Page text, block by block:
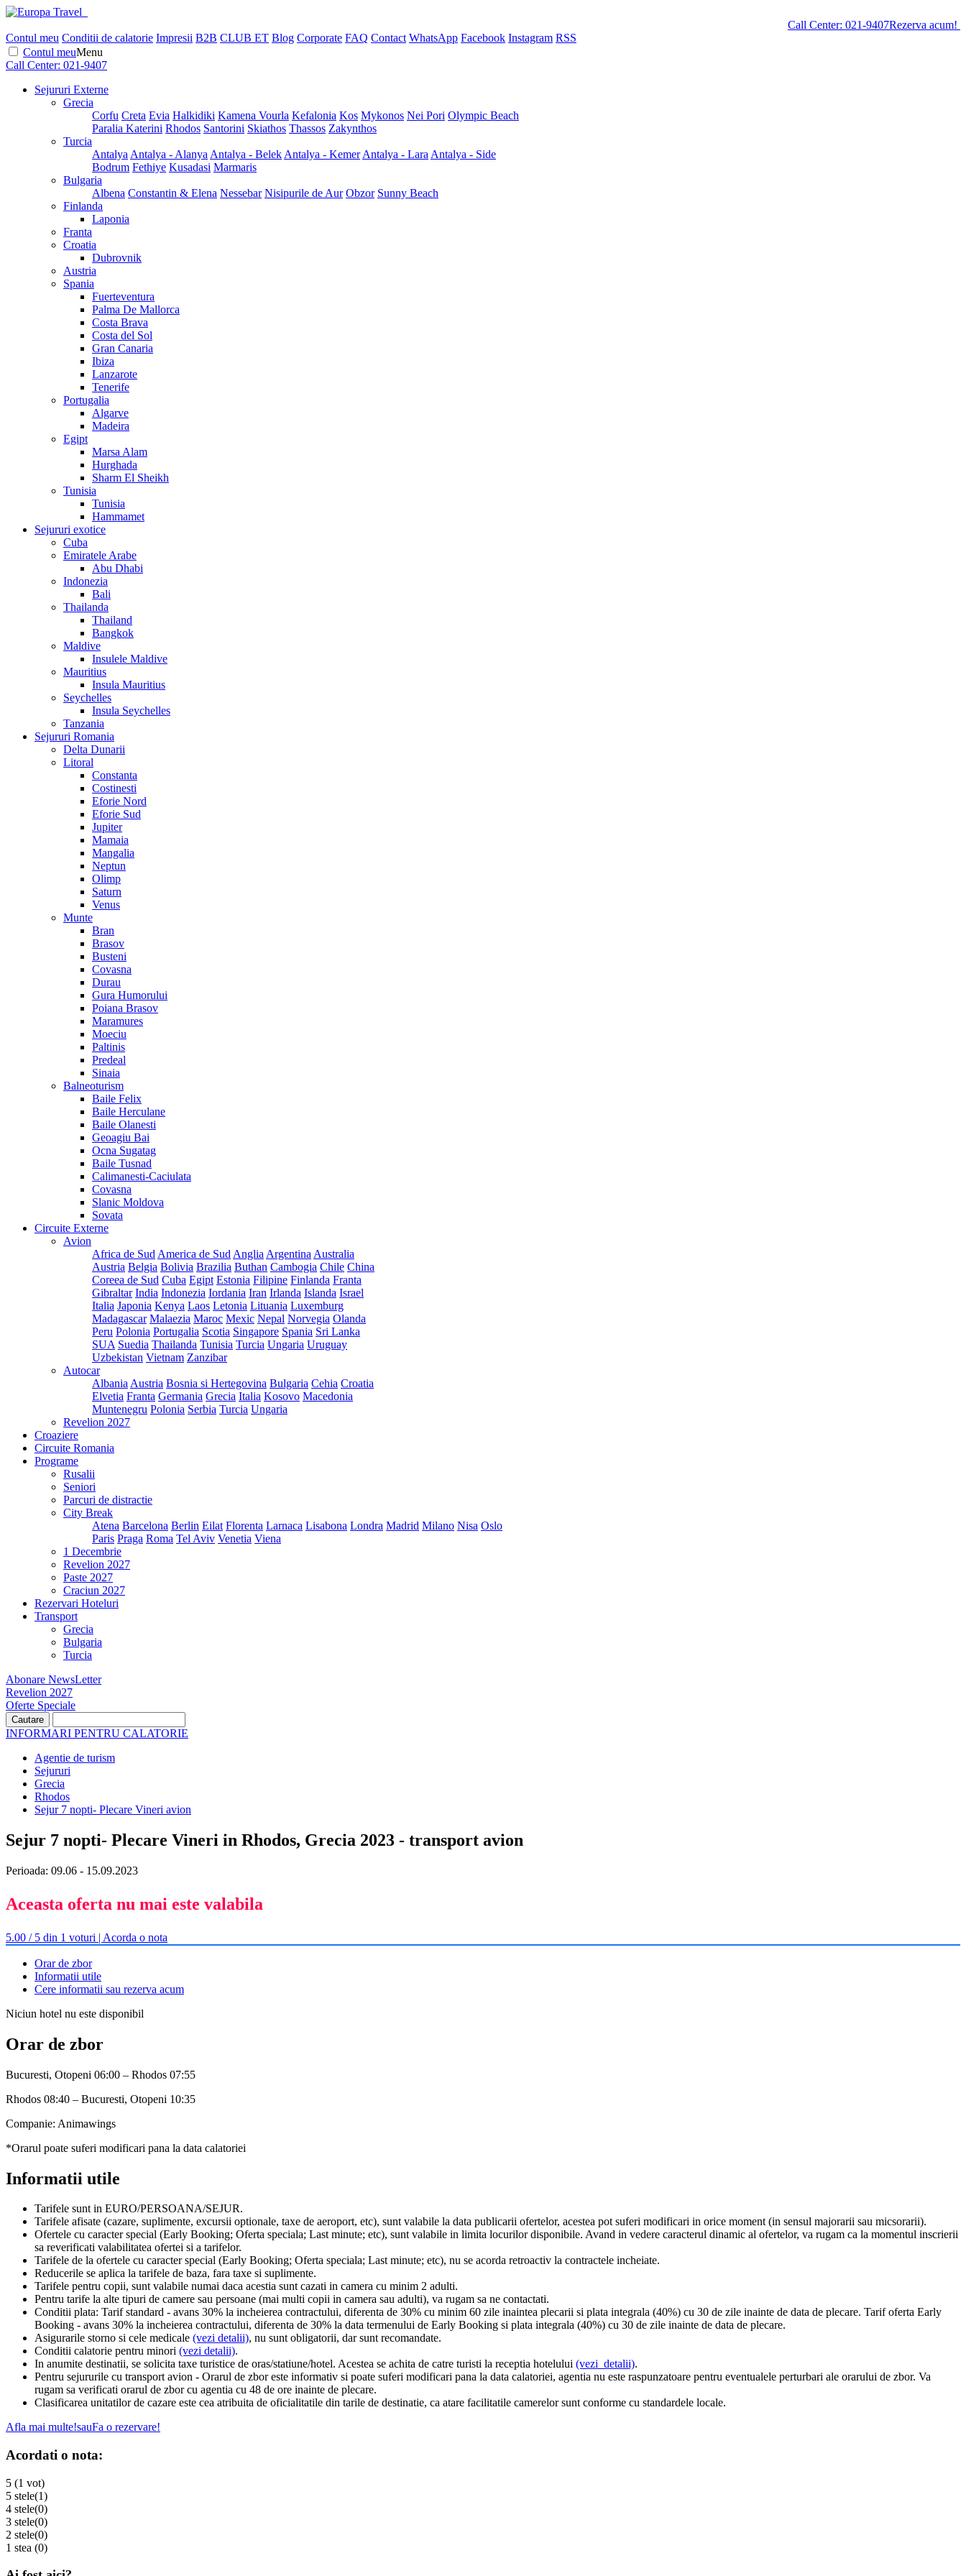
Call Center: 021-9407Rezerva acum!
Contul meu Conditii de calatorie Impresii B2B CLUB ET Blog Corporate FAQ Contact WhatsApp Facebook Instagram RSS
Contul meuMenu
Call Center: 021-9407
Sejururi Externe
Grecia
Corfu Creta Evia Halkidiki Kamena Vourla Kefalonia Kos Mykonos Nei Pori Olympic Beach
Paralia Katerini Rhodos Santorini Skiathos Thassos Zakynthos
Turcia
Antalya Antalya - Alanya Antalya - Belek Antalya - Kemer Antalya - Lara Antalya - Side
Bodrum Fethiye Kusadasi Marmaris
Bulgaria
Albena Constantin & Elena Nessebar Nisipurile de Aur Obzor Sunny Beach
Finlanda
Laponia
Franta
Croatia
Dubrovnik
Austria
Spania
Fuerteventura
Palma De Mallorca
Costa Brava
Costa del Sol
Gran Canaria
Ibiza
Lanzarote
Tenerife
Portugalia
Algarve
Madeira
Egipt
Marsa Alam
Hurghada
Sharm El Sheikh
Tunisia
Tunisia
Hammamet
Sejururi exotice
Cuba
Emiratele Arabe
Abu Dhabi
Indonezia
Bali
Thailanda
Thailand
Bangkok
Maldive
Insulele Maldive
Mauritius
Insula Mauritius
Seychelles
Insula Seychelles
Tanzania
Sejururi Romania
Delta Dunarii
Litoral
Constanta
Costinesti
Eforie Nord
Eforie Sud
Jupiter
Mamaia
Mangalia
Neptun
Olimp
Saturn
Venus
Munte
Bran
Brasov
Busteni
Covasna
Durau
Gura Humorului
Poiana Brasov
Maramures
Moeciu
Paltinis
Predeal
Sinaia
Balneoturism
Baile Felix
Baile Herculane
Baile Olanesti
Geoagiu Bai
Ocna Sugatag
Baile Tusnad
Calimanesti-Caciulata
Covasna
Slanic Moldova
Sovata
Circuite Externe
Avion
Africa de Sud America de Sud Anglia Argentina Australia
Austria Belgia Bolivia Brazilia Buthan Cambogia Chile China
Coreea de Sud Cuba Egipt Estonia Filipine Finlanda Franta
Gibraltar India Indonezia Iordania Iran Irlanda Islanda Israel
Italia Japonia Kenya Laos Letonia Lituania Luxemburg
Madagascar Malaezia Maroc Mexic Nepal Norvegia Olanda
Peru Polonia Portugalia Scotia Singapore Spania Sri Lanka
SUA Suedia Thailanda Tunisia Turcia Ungaria Uruguay
Uzbekistan Vietnam Zanzibar
Autocar
Albania Austria Bosnia si Hertegovina Bulgaria Cehia Croatia
Elvetia Franta Germania Grecia Italia Kosovo Macedonia
Muntenegru Polonia Serbia Turcia Ungaria
Revelion 2027
Croaziere
Circuite Romania
Programe
Rusalii
Seniori
Parcuri de distractie
City Break
Atena Barcelona Berlin Eilat Florenta Larnaca Lisabona Londra Madrid Milano Nisa Oslo
Paris Praga Roma Tel Aviv Venetia Viena
1 Decembrie
Revelion 2027
Paste 2027
Craciun 2027
Rezervari Hoteluri
Transport
Grecia
Bulgaria
Turcia
Abonare NewsLetter
Revelion 2027
Oferte Speciale
INFORMARI PENTRU CALATORIE
Agentie de turism
Sejururi
Grecia
Rhodos
Sejur 7 nopti- Plecare Vineri avion
Sejur 7 nopti- Plecare Vineri in Rhodos, Grecia 2023 - transport avion
Perioada: 09.06 - 15.09.2023
Aceasta oferta nu mai este valabila
5.00 / 5 din 1 voturi | Acorda o nota
Orar de zbor
Informatii utile
Cere informatii sau rezerva acum
Niciun hotel nu este disponibil
Orar de zbor
Bucuresti, Otopeni 06:00 – Rhodos 07:55
Rhodos 08:40 – Bucuresti, Otopeni 10:35
Companie: Animawings
*Orarul poate suferi modificari pana la data calatoriei
Informatii utile
Tarifele sunt in EURO/PERSOANA/SEJUR.
Tarifele afisate (cazare, suplimente, excursii optionale, taxe de aeroport, etc), sunt valabile la data publicarii ofertelor, acestea pot suferi modificari in orice moment (in sensul majorarii sau micsorarii).
Ofertele cu caracter special (Early Booking; Oferta speciala; Last minute; etc), sunt valabile in limita locurilor disponibile. Avand in vedere caracterul dinamic al ofertelor, va rugam ca la momentul inscrierii
sa reverificati valabilitatea ofertei si a tarifelor.
Tarifele de la ofertele cu caracter special (Early Booking; Oferta speciala; Last minute; etc), nu se acorda retroactiv la contractele incheiate.
Reducerile se aplica la tarifele de baza, fara taxe si suplimente.
Tarifele pentru copii, sunt valabile numai daca acestia sunt cazati in camera cu minim 2 adulti.
Pentru tarife la alte tipuri de camere sau persoane (mai multi copii in camera sau adulti), va rugam sa ne contactati.
Conditii plata: Tarif standard - avans 30% la incheierea contractului, diferenta de 30% cu minim 60 zile inaintea plecarii si plata integrala (40%) cu 30 de zile inainte de data de plecare. Tarif oferta Early
Booking - avans 30% la incheierea contractului, diferenta de 30% la data termenului de Early Booking si plata integrala (40%) cu 30 de zile inainte de data de plecare.
Asigurarile storno si cele medicale (vezi detalii), nu sunt obligatorii, dar sunt recomandate.
Conditii calatorie pentru minori (vezi detalii).
In anumite destinatii, se solicita taxe turistice de oras/statiune/hotel. Acestea se achita de catre turisti la receptia hotelului (vezi detalii).
Pentru sejururile cu transport avion - Orarul de zbor este informativ si poate suferi modificari pana la data calatoriei, agentia nu este raspunzatoare pentru eventualele perturbari ale orarului de zbor. Va
rugam sa verificati orarul de zbor cu agentia cu 48 de ore inainte de plecare.
Clasificarea unitatilor de cazare este cea atribuita de oficialitatile din tarile de destinatie, ca atare facilitatile camerelor sunt conforme cu standardele locale.
Afla mai multe!sauFa o rezervare!
Acordati o nota:
5 (1 vot)
5 stele(1)
4 stele(0)
3 stele(0)
2 stele(0)
1 stea (0)